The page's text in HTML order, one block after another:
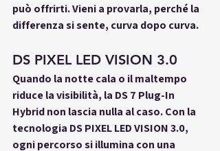
può offrirti. Vieni a provarla, perché la
differenza si sente, curva dopo curva.
DS PIXEL LED VISION 3.0
Quando la notte cala o il maltempo
riduce la visibilità, la DS 7 Plug-In
Hybrid non lascia nulla al caso. Con la
tecnologia DS PIXEL LED VISION 3.0,
ogni percorso si illumina con una